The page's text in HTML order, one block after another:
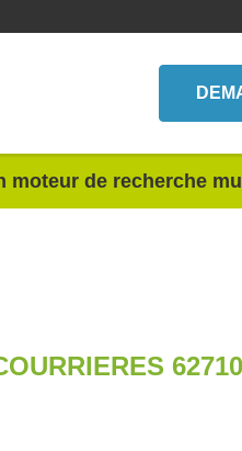
moteur de recherche
62710